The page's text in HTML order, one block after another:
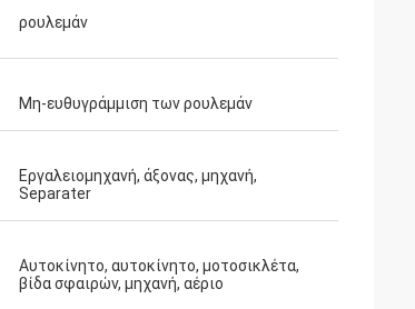
ρουλεμάν
Μη-ευθυγράμμιση των ρουλεμάν
Εργαλειομηχανή, άξονας, μηχανή,
Separater
Αυτοκίνητο, αυτοκίνητο, μοτοσικλέτα,
βίδα σφαιρών, μηχανή, αέριο